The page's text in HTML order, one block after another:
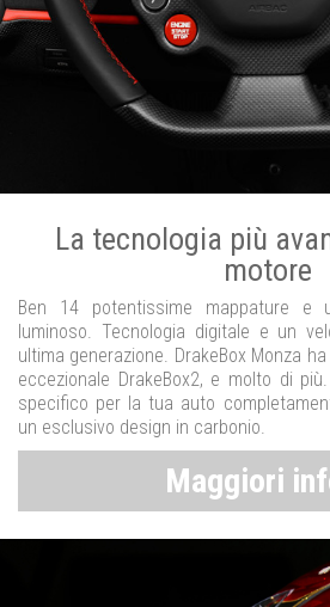
La tecnologia più
motore
Ben 14 potentissime mappature e
luminoso. Tecnologia digitale e un
ultima generazione. DrakeBox Monza
eccezionale DrakeBox2, e molto di
specifico per la tua auto
un esclusivo design in carbonio.
Maggiori